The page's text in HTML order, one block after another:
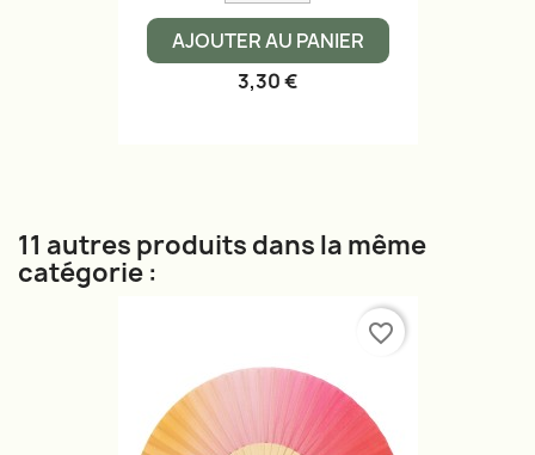
AJOUTER AU PANIER
3,30 €
11 autres produits dans la même
catégorie :
favorite_border